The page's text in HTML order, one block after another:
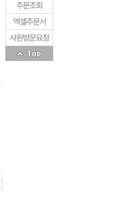
주문조회
엑셀주문서
사원방문요청